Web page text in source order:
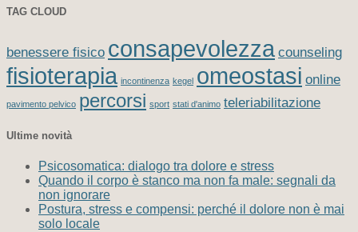
TAG CLOUD
benessere fisico consapevolezza counseling
fisioterapia incontinenza kegel omeostasi online
pavimento pelvico percorsi sport stati d'animo teleriabilitazione
Ultime novità
Psicosomatica: dialogo tra dolore e stress
Quando il corpo è stanco ma non fa male: segnali da
non ignorare
Postura, stress e compensi: perché il dolore non è mai
solo locale